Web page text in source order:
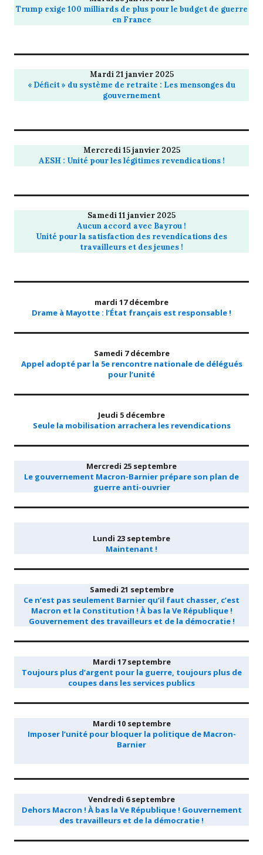
Trump exige 100 milliards de plus pour le budget de guerre
en France
Mardi 21 janvier 2025
« Déficit » du système de retraite : Les mensonges du
gouvernement
Mercredi 15 janvier 2025
AESH : Unité pour les légitimes revendications !
Samedi 11 janvier 2025
Aucun accord avec Bayrou !
Unité pour la satisfaction des revendications des
travailleurs et des jeunes !
mardi 17 décembre
Drame à Mayotte : l’État français est responsable !
Samedi 7 décembre
Appel adopté par la 5e rencontre nationale de délégués
pour l’unité
Jeudi 5 décembre
Seule la mobilisation arrachera les revendications
Mercredi 25 septembre
Le gouvernement Macron-Barnier prépare son plan de
guerre anti-ouvrier
Lundi 23 septembre
Maintenant !
Samedi 21 septembre
Ce n’est pas seulement Barnier qu’il faut chasser, c’est
Macron et la Constitution ! À bas la Ve République !
Gouvernement des travailleurs et de la démocratie !
Mardi 17 septembre
Toujours plus d’argent pour la guerre, toujours plus de
coupes dans les services publics
Mardi 10 septembre
Imposer l’unité pour bloquer la politique de Macron-
Barnier
Vendredi 6 septembre
Dehors Macron ! À bas la Ve République ! Gouvernement
des travailleurs et de la démocratie !